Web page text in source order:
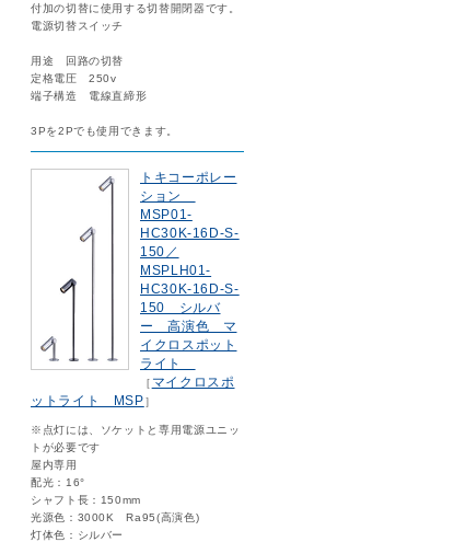
付加の切替に使用する切替開閉器です。
電源切替スイッチ
用途 回路の切替
定格電圧 250v
端子構造 電線直締形
3Pを2Pでも使用できます。
トキコーポレー
ション
MSP01-
HC30K-16D-S-
150／
MSPLH01-
HC30K-16D-S-
150 シルバ
ー 高演色 マ
イクロスポット
ライト
［ マイクロスポ
ットライト MSP］
※点灯には、ソケットと専用電源ユニッ
トが必要です
屋内専用
配光：16°
シャフト長：150mm
光源色：3000K Ra95(高演色)
灯体色：シルバー